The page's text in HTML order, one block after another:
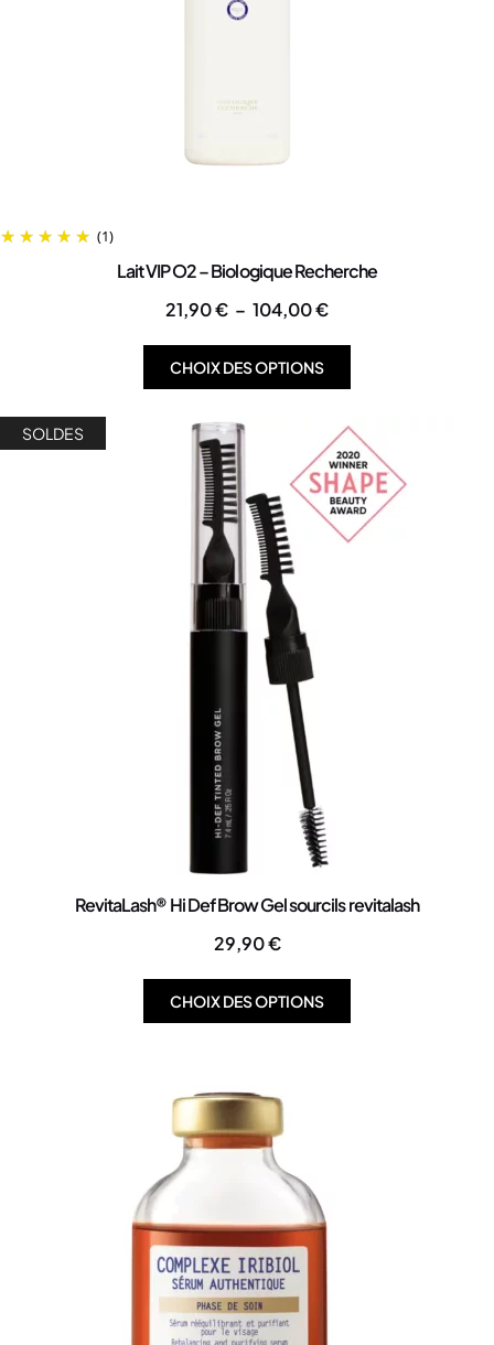
(1)
Lait VIP O2 – Biologique Recherche
21,90€ – 104,00€
CHOIX DES OPTIONS
SOLDES
RevitaLash® Hi Def Brow Gel sourcils revitalash
29,90€
CHOIX DES OPTIONS